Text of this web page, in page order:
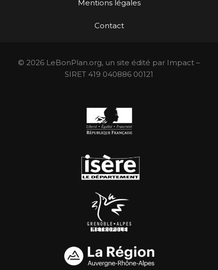
Mentions légales
Contact
© 2026 LeBonPlan.org, un site édité par Impact –
SIRET 419 040886 00121